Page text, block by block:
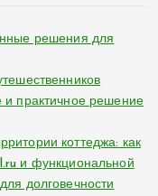
решения для
и практичное решение
коттеджа: как
и функциональной
долговечности